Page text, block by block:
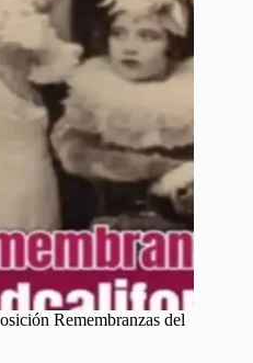
Remembranzas del